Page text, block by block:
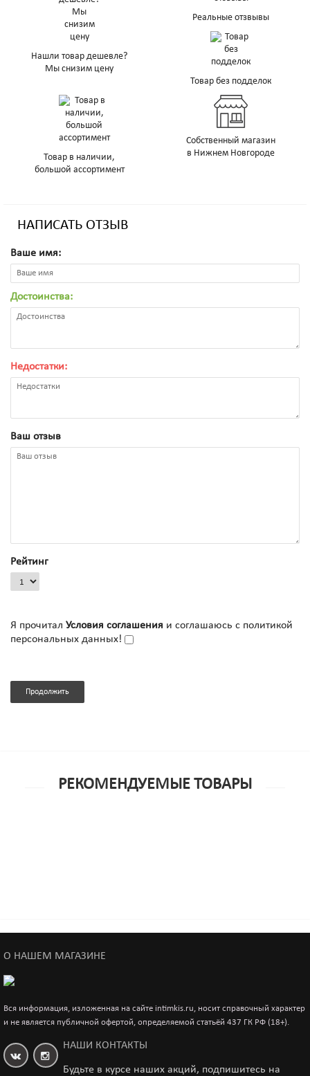
Нашли товар дешевле?
Мы снизим цену
Реальные отзвывы
Товар без подделок
Товар в наличии,
большой ассортимент
Собственный магазин
в Нижнем Новгороде
НАПИСАТЬ ОТЗЫВ
Ваше имя:
Достоинства:
Недостатки:
Ваш отзыв
Рейтинг
Я прочитал Условия соглашения и соглашаюсь с политикой
персональных данных!
Продолжить
РЕКОМЕНДУЕМЫЕ ТОВАРЫ
О НАШЕМ МАГАЗИНЕ
Вся информация, изложенная на сайте intimkis.ru, носит справочный характер
и не является публичной офертой, определяемой статьёй 437 ГК РФ (18+).
НАШИ КОНТАКТЫ
Будьте в курсе наших акций, подпишитесь на